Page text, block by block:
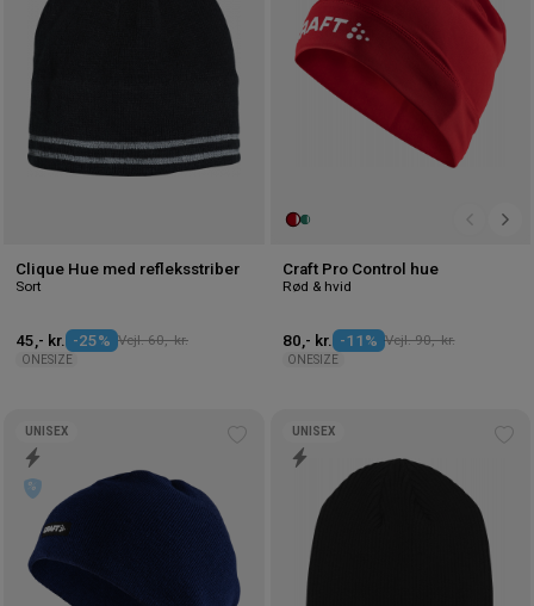
Clique Hue med refleksstriber
Sort
45,- kr. -25% Vejl. 60,- kr.
ONESIZE
Craft Pro Control hue
Rød & hvid
80,- kr. -11% Vejl. 90,- kr.
ONESIZE
ønskeliste
UNISEX UNISEX